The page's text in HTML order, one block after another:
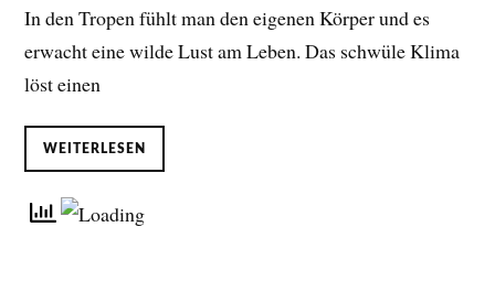
In den Tropen fühlt man den eigenen Körper und es
erwacht eine wilde Lust am Leben. Das schwüle Klima
löst einen
WEITERLESEN